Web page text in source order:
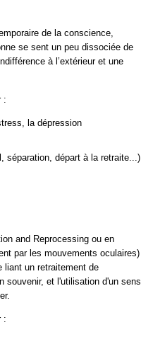
de la conscience,
se sent un peu dissociée de
à l’extérieur et une
:
la dépression
séparation, départ à la retraite...)
and Reprocessing ou en
par les mouvements oculaires)
liant un retraitement de
souvenir, et l'utilisation d'un sens
: